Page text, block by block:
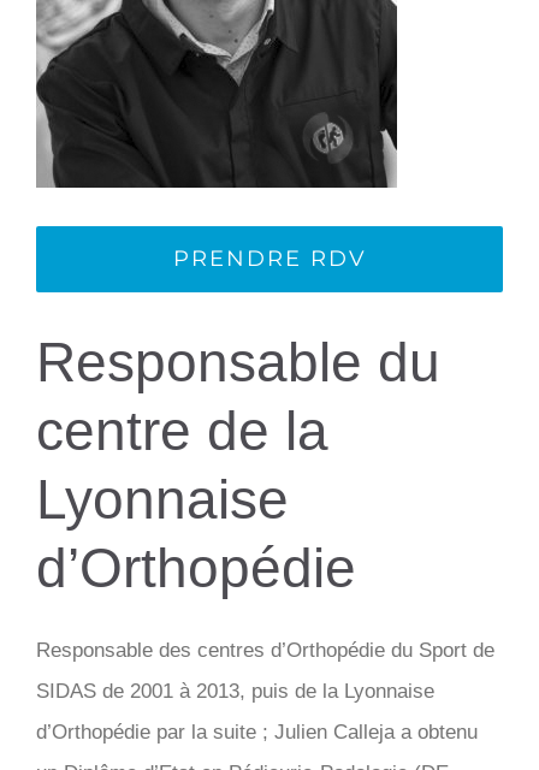
PRENDRE RDV
Responsable du
centre de la
Lyonnaise
d’Orthopédie
Responsable des centres d’Orthopédie du Sport de
SIDAS de 2001 à 2013, puis de la Lyonnaise
d’Orthopédie par la suite ; Julien Calleja a obtenu